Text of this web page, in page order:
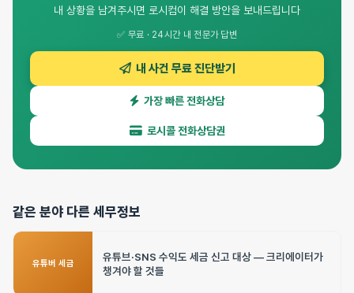
내 상황을 남겨주시면 로시컴이 해결 방안을 보내드립니다
✅ 무료 · 24시간 내 전문가 답변
내 사건 무료 진단받기
가장 빠른 전화상담
로시콜 전화상담권
같은 분야 다른 세무정보
유튜버 세금
유튜브·SNS 수익도 세금 신고 대상 — 크리에이터가
챙겨야 할 것들